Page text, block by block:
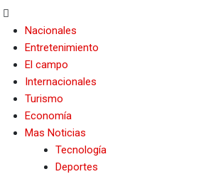
Nacionales
Entretenimiento
El campo
Internacionales
Turismo
Economía
Mas Noticias
Tecnología
Deportes